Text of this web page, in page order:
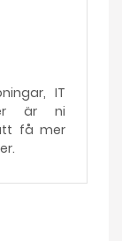
IT
är ni
få mer